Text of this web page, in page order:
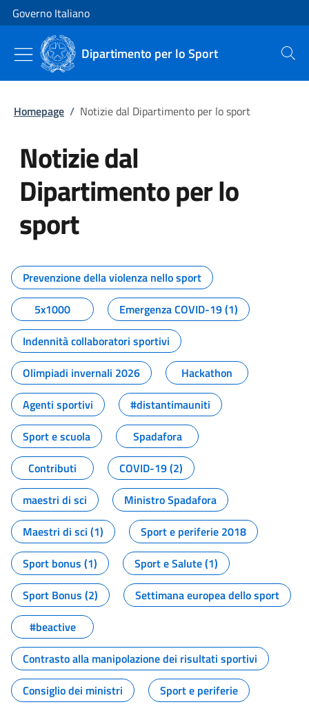
Vai al contenuto
Vai alla navigazione del sito
Governo Italiano
Dipartimento per lo Sport Cerca
Homepage / Notizie dal Dipartimento per lo sport
Notizie dal
Dipartimento per lo
sport
Tutti i contenuti della pagina
Prevenzione della violenza nello sport
5x1000
Emergenza COVID-19 (1)
Indennità collaboratori sportivi
Olimpiadi invernali 2026
Hackathon
Agenti sportivi
#distantimauniti
Sport e scuola
Spadafora
Contributi
COVID-19 (2)
maestri di sci
Ministro Spadafora
Maestri di sci (1)
Sport e periferie 2018
Sport bonus (1)
Sport e Salute (1)
Sport Bonus (2)
Settimana europea dello sport
#beactive
Contrasto alla manipolazione dei risultati sportivi
Consiglio dei ministri
Sport e periferie